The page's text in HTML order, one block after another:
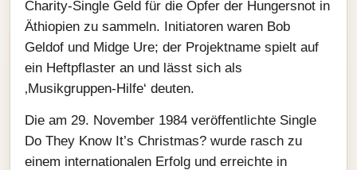
Charity-Single Geld für die Opfer der Hungersnot in
Äthiopien zu sammeln. Initiatoren waren Bob
Geldof und Midge Ure; der Projektname spielt auf
ein Heftpflaster an und lässt sich als
‚Musikgruppen-Hilfe‘ deuten.
Die am 29. November 1984 veröffentlichte Single
Do They Know It’s Christmas? wurde rasch zu
einem internationalen Erfolg und erreichte in